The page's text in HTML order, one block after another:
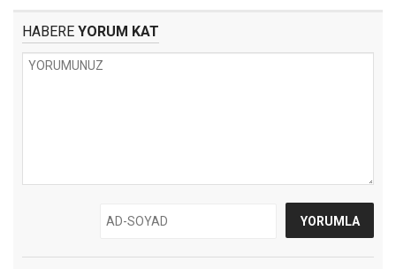
HABERE YORUM KAT